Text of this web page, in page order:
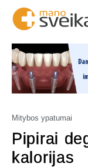
Mitybos ypatumai
Pipirai
kalorijas